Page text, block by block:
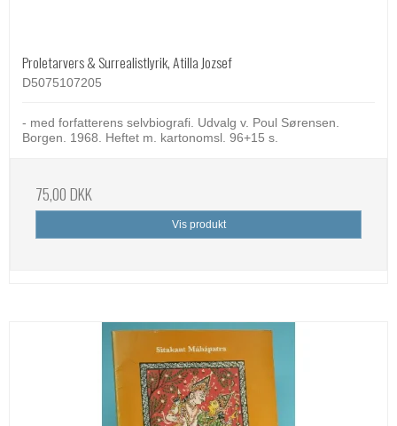
Proletarvers & Surrealistlyrik, Atilla Jozsef
D5075107205
- med forfatterens selvbiografi. Udvalg v. Poul Sørensen.
Borgen. 1968. Heftet m. kartonomsl. 96+15 s.
75,00 DKK
Vis produkt